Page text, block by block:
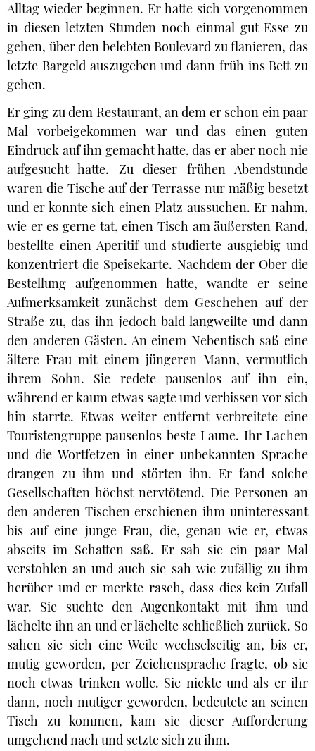
Alltag wieder beginnen. Er hatte sich vorgenommen
in diesen letzten Stunden noch einmal gut Esse zu
gehen, über den belebten Boulevard zu flanieren, das
letzte Bargeld auszugeben und dann früh ins Bett zu
gehen.
Er ging zu dem Restaurant, an dem er schon ein paar
Mal vorbeigekommen war und das einen guten
Eindruck auf ihn gemacht hatte, das er aber noch nie
aufgesucht hatte. Zu dieser frühen Abendstunde
waren die Tische auf der Terrasse nur mäßig besetzt
und er konnte sich einen Platz aussuchen. Er nahm,
wie er es gerne tat, einen Tisch am äußersten Rand,
bestellte einen Aperitif und studierte ausgiebig und
konzentriert die Speisekarte. Nachdem der Ober die
Bestellung aufgenommen hatte, wandte er seine
Aufmerksamkeit zunächst dem Geschehen auf der
Straße zu, das ihn jedoch bald langweilte und dann
den anderen Gästen. An einem Nebentisch saß eine
ältere Frau mit einem jüngeren Mann, vermutlich
ihrem Sohn. Sie redete pausenlos auf ihn ein,
während er kaum etwas sagte und verbissen vor sich
hin starrte. Etwas weiter entfernt verbreitete eine
Touristengruppe pausenlos beste Laune. Ihr Lachen
und die Wortfetzen in einer unbekannten Sprache
drangen zu ihm und störten ihn. Er fand solche
Gesellschaften höchst nervtötend. Die Personen an
den anderen Tischen erschienen ihm uninteressant
bis auf eine junge Frau, die, genau wie er, etwas
abseits im Schatten saß. Er sah sie ein paar Mal
verstohlen an und auch sie sah wie zufällig zu ihm
herüber und er merkte rasch, dass dies kein Zufall
war. Sie suchte den Augenkontakt mit ihm und
lächelte ihn an und er lächelte schließlich zurück. So
sahen sie sich eine Weile wechselseitig an, bis er,
mutig geworden, per Zeichensprache fragte, ob sie
noch etwas trinken wolle. Sie nickte und als er ihr
dann, noch mutiger geworden, bedeutete an seinen
Tisch zu kommen, kam sie dieser Aufforderung
umgehend nach und setzte sich zu ihm.